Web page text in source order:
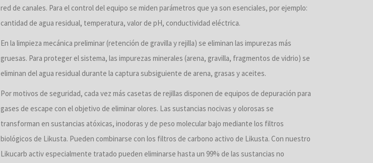
red de canales. Para el control del equipo se miden parámetros que ya son esenciales, por ejemplo:
cantidad de agua residual, temperatura, valor de pH, conductividad eléctrica.
En la limpieza mecánica preliminar (retención de gravilla y rejilla) se eliminan las impurezas más
gruesas. Para proteger el sistema, las impurezas minerales (arena, gravilla, fragmentos de vidrio) se
eliminan del agua residual durante la captura subsiguiente de arena, grasas y aceites.
Por motivos de seguridad, cada vez más casetas de rejillas disponen de equipos de depuración para
gases de escape con el objetivo de eliminar olores. Las sustancias nocivas y olorosas se
transforman en sustancias atóxicas, inodoras y de peso molecular bajo mediante los filtros
biológicos de Likusta. Pueden combinarse con los filtros de carbono activo de Likusta. Con nuestro
Likucarb activ especialmente tratado pueden eliminarse hasta un 99% de las sustancias no